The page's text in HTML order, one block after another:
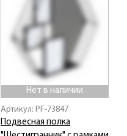
Нет в наличии
Артикул: PF-73847
Подвесная полка